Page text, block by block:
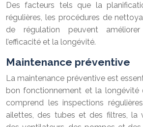
Des facteurs tels que la
régulières, les procédures de
de régulation peuvent améliorer
l’efficacité et la longévité.
Maintenance préventive
La maintenance préventive est
bon fonctionnement et la longévité
comprend les inspections
ailettes, des tubes et des filtres, la